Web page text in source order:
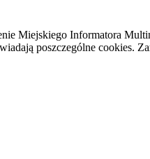
Miejskiego Informatora
poszczególne cookies.